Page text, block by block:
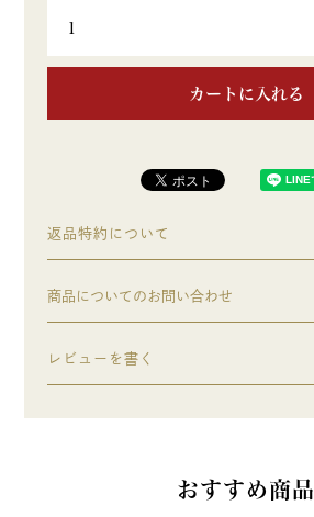
カートに入れる
返品特約について
商品についてのお問い合わせ
レビューを書く
おすすめ商品